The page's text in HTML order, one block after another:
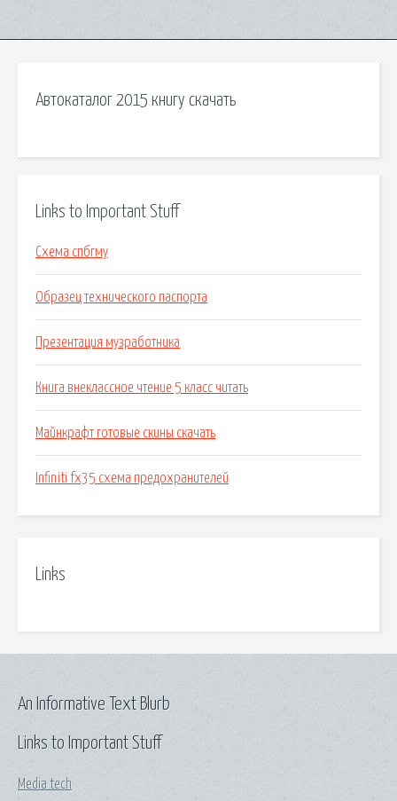
Автокаталог 2015 книгу скачать
Links to Important Stuff
Схема спбгму
Образец технического паспорта
Презентация музработника
Книга внеклассное чтение 5 класс читать
Майнкрафт готовые скины скачать
Infiniti fx35 схема предохранителей
Links
Links to Important Stuff
Media tech
An Informative Text Blurb